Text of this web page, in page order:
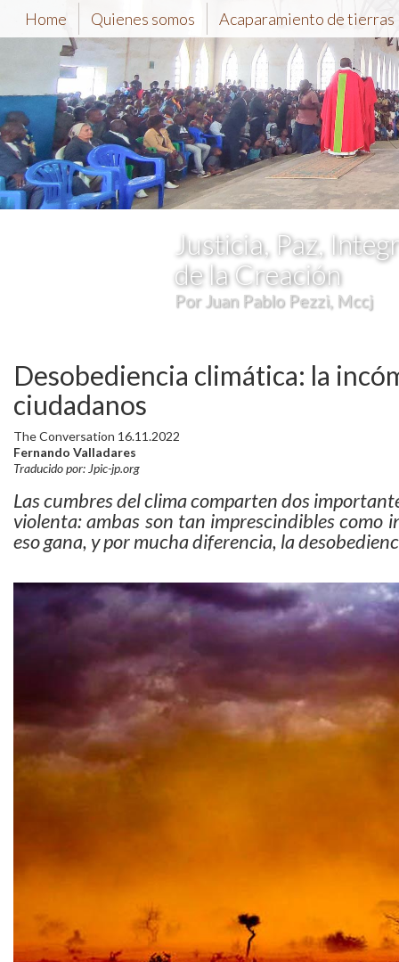
Home Quienes somos Acaparamiento de tierras
Justicia, Paz,
de la Creación
Por Juan Pablo Pezzi, Mccj
Desobediencia climática: la
ciudadanos
The Conversation 16.11.2022
Fernando Valladares
Traducido por: Jpic-jp.org
Las cumbres del clima comparten dos
violenta: ambas son tan imprescindibles como
eso gana, y por mucha diferencia, la